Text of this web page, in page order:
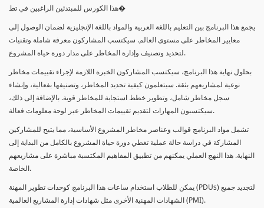
هذا الكورس للمبتدئين الراغبين في تط�
يجمع هذا البرنامج بين التعليم باللغة العربية والمواد باللغة الإنجليزية لضمان الوصول إلى
معايير المخاطر على مستوى العالم. سيكتسب المشاركون معرفة شاملة وتقنيات
لتحديد وتصنيف وإدارة المخاطر على مدار دورة حياة المشروع.
بحلول نهاية هذا البرنامج، سيكتسب المشاركون الخبرة اللازمة لإجراء تقييمات مخاطر
نوعية لمشاريعهم بثقة. سيتعلمون كيفية تحديد المخاطر، وتصنيفها بفعالية، وإنشاء
سجل مخاطر شامل، وتطوير خطط استجابة للمخاطر قوية. بالإضافة إلى ذلك،
سيكتسبون المهارات لتقديم تقييمات المخاطر عبر لوحة معلومات فعالة.
تشمل مواد البرنامج قوالب وعناصر مخاطر المشروع الأساسية، مما يتيح للمشاركين
المشاركة في دراسة حالة عملية تغطي دورة حياة المشروع بالكامل من البداية إلى
النهاية. هذا النهج العملي يمكنهم من تطبيق المفاهيم المكتسبة مباشرة على مشاريعهم
الخاصة.
يمكن للطلاب استخدام ساعات هذا البرنامج كوحدات تطوير المهنة (PDUs) لتجديد جميع
الشهادات المهنية الأخرى مثل شهادات إدارة المشاريع العالمية (PMI).